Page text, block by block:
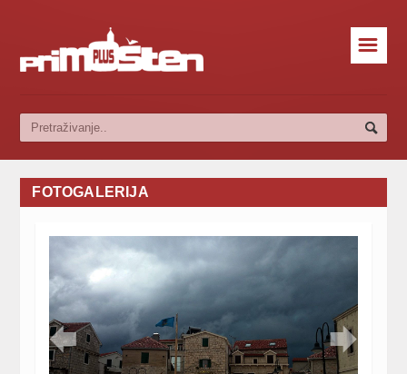
☰
FOTOGALERIJA
 